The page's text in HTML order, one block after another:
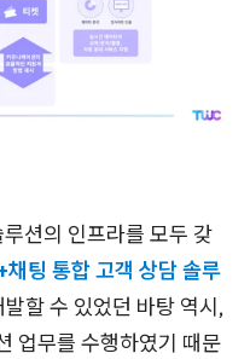
션의 인프라를 모두 갖
팅 통합 고객 상담 솔루
할 수 있었던 바탕 역시,
업무를 수행하였기 때문